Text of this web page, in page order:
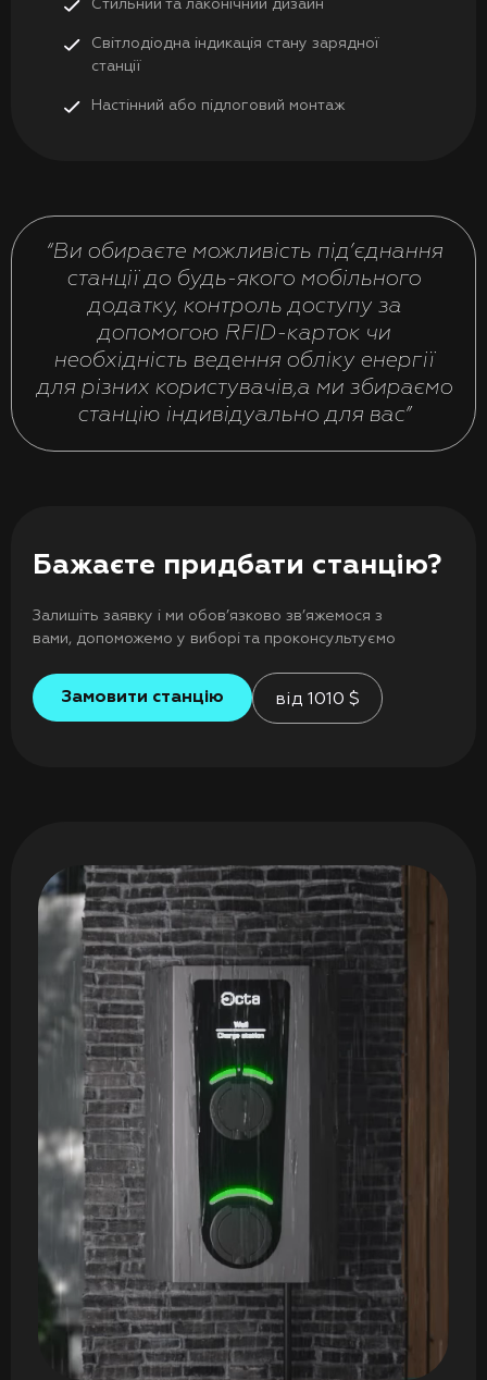
Стильний та лаконічний дизайн
Світлодіодна індикація стану зарядної
станції
Настінний або підлоговий монтаж
“Ви обираєте можливість під’єднання
станції до будь-якого мобільного
додатку, контроль доступу за
допомогою RFID-карток чи
необхідність ведення обліку енергії
для різних користувачів,а ми збираємо
станцію індивідуально для вас”
Бажаєте придбати станцію?
Залишіть заявку і ми обов’язково зв’яжемося з
вами, допоможемо у виборі та проконсультуємо
від 1010 $
Замовити станцію